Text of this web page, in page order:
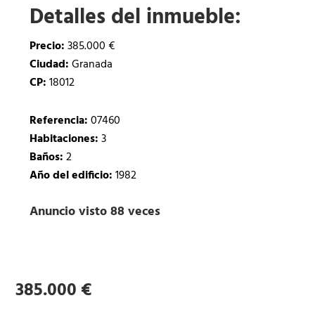
Detalles del inmueble:
Precio:385.000 €
Ciudad:Granada
CP:18012
Referencia:07460
Habitaciones:3
Baños:2
Año del edificio:1982
Anuncio visto 88 veces
385.000 €